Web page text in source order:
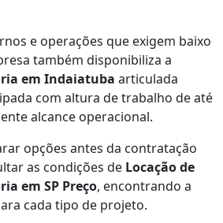
e operações que exigem baixo
também disponibiliza a
em Indaiatuba articulada
com altura de trabalho de até
alcance operacional.
opções antes da contratação
as condições de Locação de
em SP Preço, encontrando a
cada tipo de projeto.